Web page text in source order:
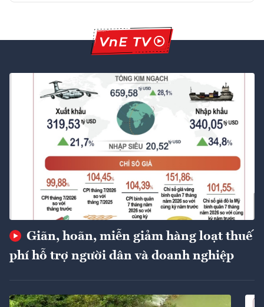
Giãn, hoãn, miễn giảm hàng loạt thuế
phí hỗ trợ người dân và doanh nghiệp